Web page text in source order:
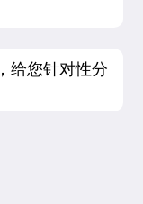
给您针对性分